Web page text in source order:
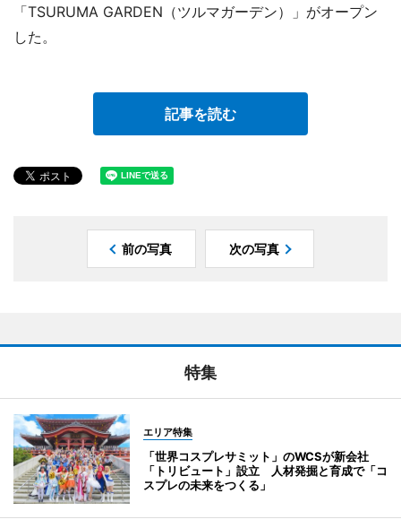
「TSURUMA GARDEN（ツルマガーデン）」がオープン
した。
記事を読む
前の写真 次の写真
特集
エリア特集
「世界コスプレサミット」のWCSが新会社
「トリビュート」設立 人材発掘と育成で「コ
スプレの未来をつくる」